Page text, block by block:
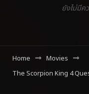
ยังไม่มีค
Home
Movies
The Scorpion King 4